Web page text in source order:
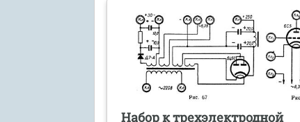
Набор к трехэлектродной